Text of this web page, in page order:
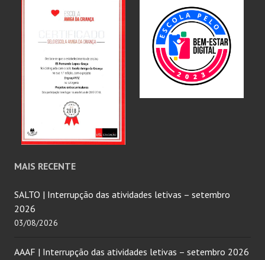
MAIS RECENTE
SALTO | Interrupção das atividades letivas – setembro
2026
03/08/2026
AAAF | Interrupção das atividades letivas – setembro 2026